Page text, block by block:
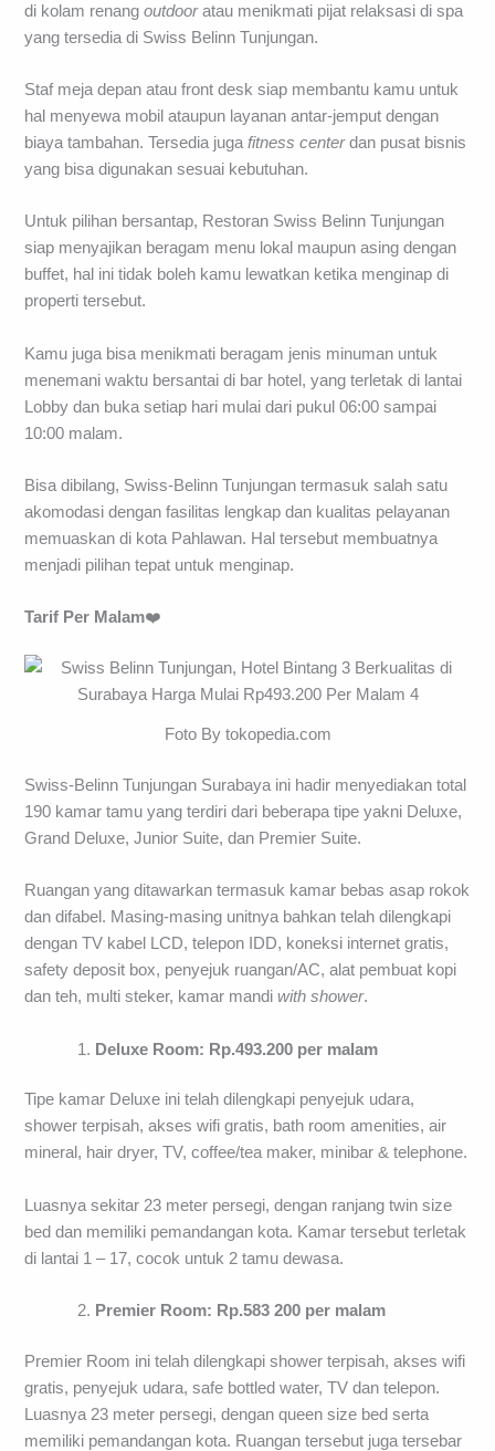
di kolam renangoutdooratau menikmati pijat relaksasi di spa
yang tersedia di Swiss Belinn Tunjungan.
Staf meja depan atau front desk siap membantu kamu untuk
hal menyewa mobil ataupun layanan antar-jemput dengan
biaya tambahan. Tersedia jugafitness centerdan pusat bisnis
yang bisa digunakan sesuai kebutuhan.
Untuk pilihan bersantap, Restoran Swiss Belinn Tunjungan
siap menyajikan beragam menu lokal maupun asing dengan
buffet, hal ini tidak boleh kamu lewatkan ketika menginap di
properti tersebut.
Kamu juga bisa menikmati beragam jenis minuman untuk
menemani waktu bersantai di bar hotel, yang terletak di lantai
Lobby dan buka setiap hari mulai dari pukul 06:00 sampai
10:00 malam.
Bisa dibilang, Swiss-Belinn Tunjungan termasuk salah satu
akomodasi dengan fasilitas lengkap dan kualitas pelayanan
memuaskan di kota Pahlawan. Hal tersebut membuatnya
menjadi pilihan tepat untuk menginap.
Tarif Per Malam❤️
Foto By tokopedia.com
Swiss-Belinn Tunjungan Surabaya ini hadir menyediakan total
190 kamar tamu yang terdiri dari beberapa tipe yakni Deluxe,
Grand Deluxe, Junior Suite, dan Premier Suite.
Ruangan yang ditawarkan termasuk kamar bebas asap rokok
dan difabel. Masing-masing unitnya bahkan telah dilengkapi
dengan TV kabel LCD, telepon IDD, koneksi internet gratis,
safety deposit box, penyejuk ruangan/AC, alat pembuat kopi
dan teh, multi steker, kamar mandiwith shower.
Deluxe Room: Rp.493.200 per malam
Tipe kamar Deluxe ini telah dilengkapi penyejuk udara,
shower terpisah, akses wifi gratis, bath room amenities, air
mineral, hair dryer, TV, coffee/tea maker, minibar & telephone.
Luasnya sekitar 23 meter persegi, dengan ranjang twin size
bed dan memiliki pemandangan kota. Kamar tersebut terletak
di lantai 1 – 17, cocok untuk 2 tamu dewasa.
Premier Room: Rp.583 200 per malam
Premier Room ini telah dilengkapi shower terpisah, akses wifi
gratis, penyejuk udara, safe bottled water, TV dan telepon.
Luasnya 23 meter persegi, dengan queen size bed serta
memiliki pemandangan kota. Ruangan tersebut juga tersebar